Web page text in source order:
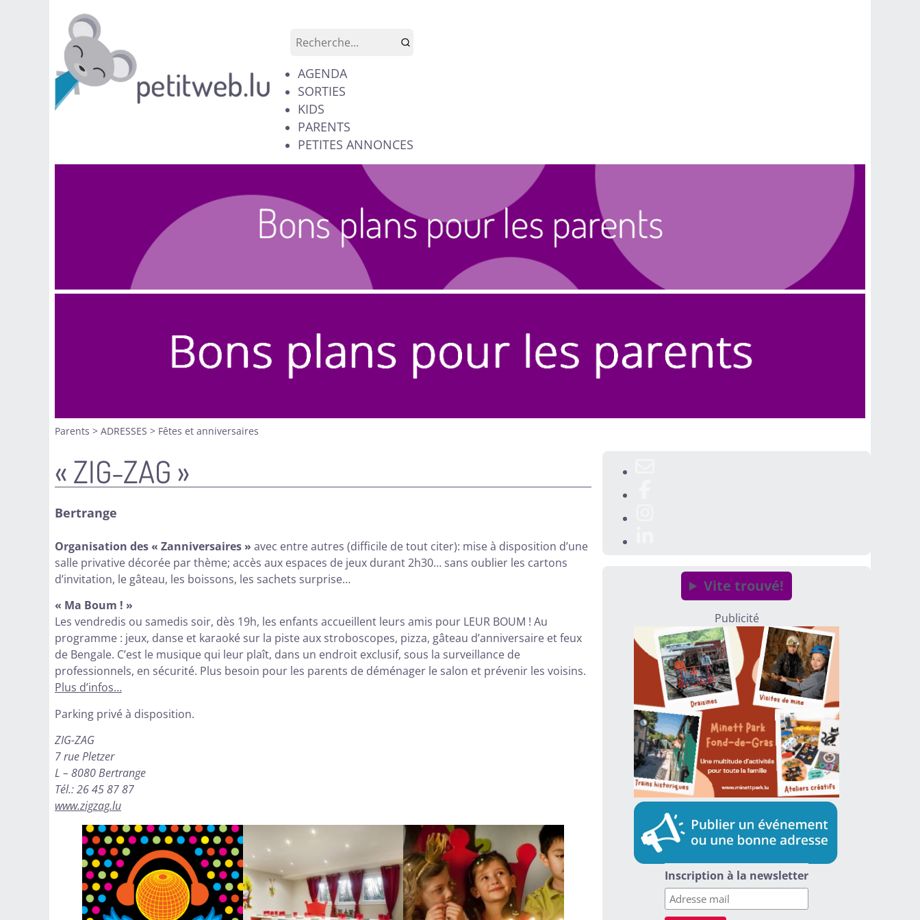
AGENDA
SORTIES
KIDS
PARENTS
PETITES ANNONCES
Parents > ADRESSES > Fêtes et anniversaires
« ZIG-ZAG »
Bertrange
Organisation des « Zanniversaires » avec entre autres (difficile de tout citer): mise à disposition d’une
salle privative décorée par thème; accès aux espaces de jeux durant 2h30… sans oublier les cartons
d’invitation, le gâteau, les boissons, les sachets surprise…
« Ma Boum ! »
Les vendredis ou samedis soir, dès 19h, les enfants accueillent leurs amis pour LEUR BOUM ! Au
programme : jeux, danse et karaoké sur la piste aux stroboscopes, pizza, gâteau d’anniversaire et feux
de Bengale. C’est le musique qui leur plaît, dans un endroit exclusif, sous la surveillance de
professionnels, en sécurité. Plus besoin pour les parents de déménager le salon et prévenir les voisins.
Plus d’infos…
Parking privé à disposition.
ZIG-ZAG
7 rue Pletzer
L – 8080 Bertrange
Tél.: 26 45 87 87
www.zigzag.lu
Vite trouvé!
Publicité
Inscription à la newsletter